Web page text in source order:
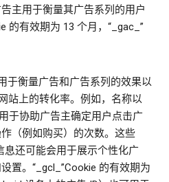
主用于衡量其广告系列的用户
的有效期为 13 个月，“_gac_”
于衡量广告和广告系列的效果以
站上的转化率。例如，名称以
于协助广告主确定用户点击广
（例如购买）的次数。这些
息还可能会用于展示个性化广
置。“_gcl_”Cookie 的有效期为